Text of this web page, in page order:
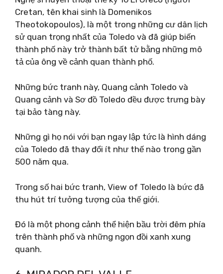
Cretan, tên khai sinh là Domenikos
Theotokopoulos), là một trong những cư dân lịch
sử quan trọng nhất của Toledo và đã giúp biến
thành phố này trở thành bất tử bằng những mô
tả của ông về cảnh quan thành phố.
Những bức tranh này, Quang cảnh Toledo và
Quang cảnh và Sơ đồ Toledo đều được trưng bày
tại bảo tàng này.
Những gì họ nói với bạn ngay lập tức là hình dáng
của Toledo đã thay đổi ít như thế nào trong gần
500 năm qua.
Trong số hai bức tranh, View of Toledo là bức đã
thu hút trí tưởng tượng của thế giới.
Đó là một phong cảnh thể hiện bầu trời đêm phía
trên thành phố và những ngọn đồi xanh xung
quanh.